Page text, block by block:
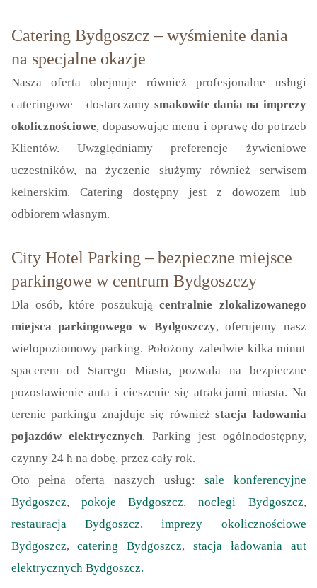
Catering Bydgoszcz – wyśmienite dania
na specjalne okazje
Nasza oferta obejmuje również profesjonalne usługi
cateringowe – dostarczamy smakowite dania na imprezy
okolicznościowe, dopasowując menu i oprawę do potrzeb
Klientów. Uwzględniamy preferencje żywieniowe
uczestników, na życzenie służymy również serwisem
kelnerskim. Catering dostępny jest z dowozem lub
odbiorem własnym.
City Hotel Parking – bezpieczne miejsce
parkingowe w centrum Bydgoszczy
Dla osób, które poszukującentralnie zlokalizowanego
miejsca parkingowego w Bydgoszczy, oferujemy nasz
wielopoziomowy parking. Położony zaledwie kilka minut
spacerem od Starego Miasta, pozwala na bezpieczne
pozostawienie auta i cieszenie się atrakcjami miasta. Na
terenie parkingu znajduje się również stacja ładowania
pojazdów elektrycznych. Parking jest ogólnodostępny,
czynny 24 h na dobę, przez cały rok.
Oto pełna oferta naszych usług: sale konferencyjne
Bydgoszcz, pokoje Bydgoszcz,noclegi Bydgoszcz,
restauracja Bydgoszcz,imprezy okolicznościowe
Bydgoszcz,catering Bydgoszcz, stacja ładowania aut
elektrycznych Bydgoszcz.